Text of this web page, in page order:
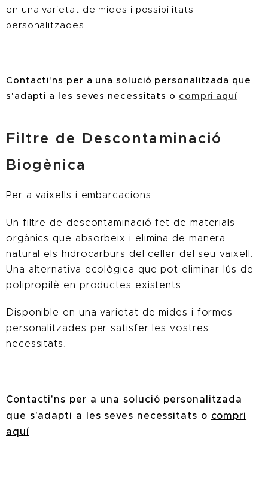
en una varietat de mides i possibilitats
personalitzades.
Contacti'ns per a una solució personalitzada que
s'adapti a les seves necessitats o compri aquí
Filtre de Descontaminació
Biogènica
Per a vaixells i embarcacions
Un filtre de descontaminació fet de materials
orgànics que absorbeix i elimina de manera
natural els hidrocarburs del celler del seu vaixell.
Una alternativa ecològica que pot eliminar lús de
polipropilè en productes existents.
Disponible en una varietat de mides i formes
personalitzades per satisfer les vostres
necessitats.
Contacti'ns per a una solució personalitzada
que s'adapti a les seves necessitats o compri
aquí